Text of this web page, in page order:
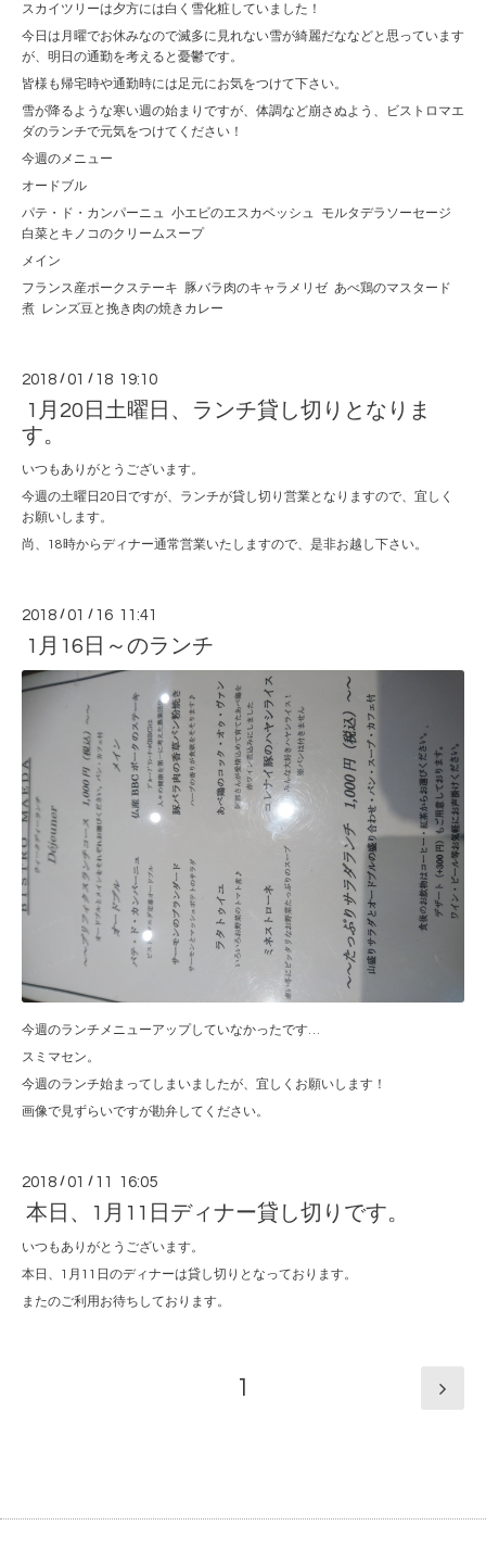
スカイツリーは夕方には白く雪化粧していました！
今日は月曜でお休みなので滅多に見れない雪が綺麗だななどと思っています
が、明日の通勤を考えると憂鬱です。
皆様も帰宅時や通勤時には足元にお気をつけて下さい。
雪が降るような寒い週の始まりですが、体調など崩さぬよう、ビストロマエ
ダのランチで元気をつけてください！
今週のメニュー
オードブル
パテ・ド・カンパーニュ 小エビのエスカベッシュ モルタデラソーセージ
白菜とキノコのクリームスープ
メイン
フランス産ポークステーキ 豚バラ肉のキャラメリゼ あべ鶏のマスタード
煮 レンズ豆と挽き肉の焼きカレー
2018 /01 / 18 19:10
1月20日土曜日、ランチ貸し切りとなりま
す。
いつもありがとうございます。
今週の土曜日20日ですが、ランチが貸し切り営業となりますので、宜しく
お願いします。
尚、18時からディナー通常営業いたしますので、是非お越し下さい。
2018 /01 / 16 11:41
1月16日～のランチ
今週のランチメニューアップしていなかったです…
スミマセン。
今週のランチ始まってしまいましたが、宜しくお願いします！
画像で見ずらいですが勘弁してください。
2018 /01 / 11 16:05
本日、1月11日ディナー貸し切りです。
いつもありがとうございます。
本日、1月11日のディナーは貸し切りとなっております。
またのご利用お待ちしております。
1